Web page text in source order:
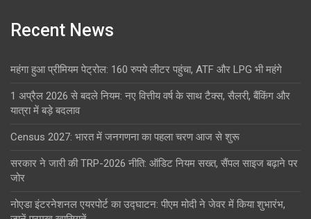
Recent News
महंगा हुआ प्रीमियम पेट्रोल: 160 रुपये लीटर पहुंचा, ATF और LPG भी महंगे
1 अप्रैल 2026 से बदले नियम: नए वित्तीय वर्ष के साथ टैक्स, सैलरी, बैंकिंग और
यात्रा में बड़े बदलाव
Census 2027: भारत में जनगणना का पहला चरण आज से शुरू
सरकार ने जारी की TRP-2026 नीति: ऑडिट नियम सख्त, सैंपल साइज बढ़ाने पर
जोर
नोएडा इंटरनेशनल एयरपोर्ट का उद्घाटन: पीएम मोदी ने जेवर में किया शुभारंभ,